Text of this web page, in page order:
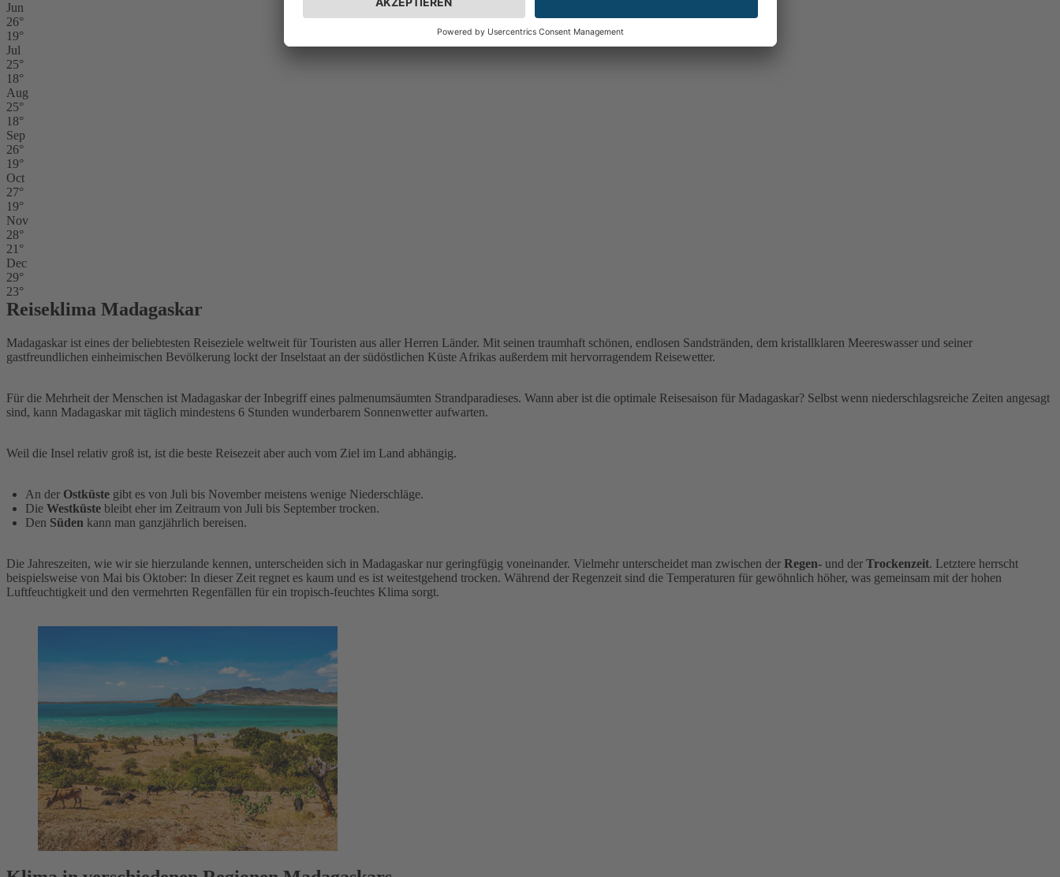
Jun
26°
19°
Jul
25°
18°
Aug
25°
18°
Sep
26°
19°
Oct
27°
19°
Nov
28°
21°
Dec
29°
23°
Reiseklima Madagaskar
Madagaskar ist eines der beliebtesten Reiseziele weltweit für Touristen aus aller Herren Länder. Mit seinen traumhaft schönen, endlosen Sandstränden, dem kristallklaren Meereswasser und seiner
gastfreundlichen einheimischen Bevölkerung lockt der Inselstaat an der südöstlichen Küste Afrikas außerdem mit hervorragendem Reisewetter.
Für die Mehrheit der Menschen ist Madagaskar der Inbegriff eines palmenumsäumten Strandparadieses. Wann aber ist die optimale Reisesaison für Madagaskar? Selbst wenn niederschlagsreiche Zeiten angesagt
sind, kann Madagaskar mit täglich mindestens 6 Stunden wunderbarem Sonnenwetter aufwarten.
Weil die Insel relativ groß ist, ist die beste Reisezeit aber auch vom Ziel im Land abhängig.
An der Ostküste gibt es von Juli bis November meistens wenige Niederschläge.
Die Westküste bleibt eher im Zeitraum von Juli bis September trocken.
Den Süden kann man ganzjährlich bereisen.
Die Jahreszeiten, wie wir sie hierzulande kennen, unterscheiden sich in Madagaskar nur geringfügig voneinander. Vielmehr unterscheidet man zwischen der Regen- und der Trockenzeit. Letztere herrscht
beispielsweise von Mai bis Oktober: In dieser Zeit regnet es kaum und es ist weitestgehend trocken. Während der Regenzeit sind die Temperaturen für gewöhnlich höher, was gemeinsam mit der hohen
Luftfeuchtigkeit und den vermehrten Regenfällen für ein tropisch-feuchtes Klima sorgt.